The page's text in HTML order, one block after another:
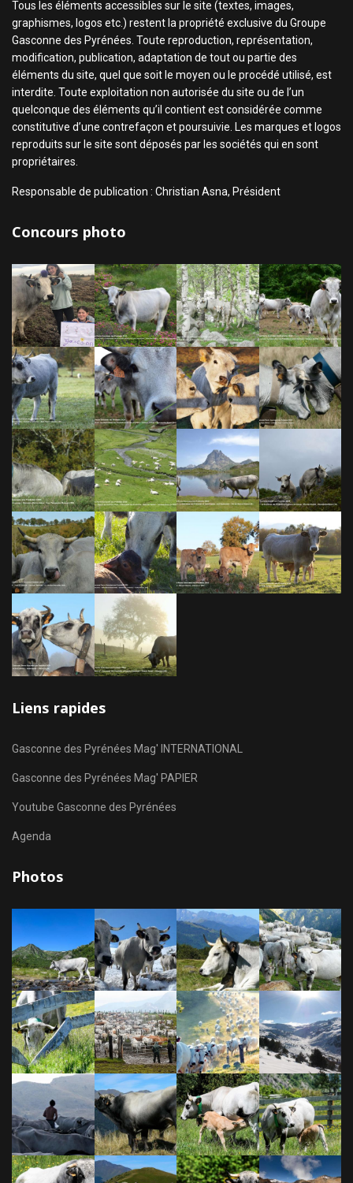
Tous les éléments accessibles sur le site (textes, images,
graphismes, logos etc.) restent la propriété exclusive du Groupe
Gasconne des Pyrénées. Toute reproduction, représentation,
modification, publication, adaptation de tout ou partie des
éléments du site, quel que soit le moyen ou le procédé utilisé, est
interdite. Toute exploitation non autorisée du site ou de l’un
quelconque des éléments qu’il contient est considérée comme
constitutive d’une contrefaçon et poursuivie. Les marques et logos
reproduits sur le site sont déposés par les sociétés qui en sont
propriétaires.
Responsable de publication : Christian Asna, Président
Concours photo
Liens rapides
Gasconne des Pyrénées Mag' INTERNATIONAL
Gasconne des Pyrénées Mag' PAPIER
Youtube Gasconne des Pyrénées
Agenda
Photos